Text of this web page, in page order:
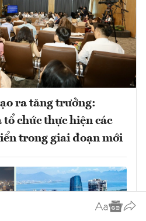
ra tăng trưởng:
chức thực hiện các
trong giai đoạn mới